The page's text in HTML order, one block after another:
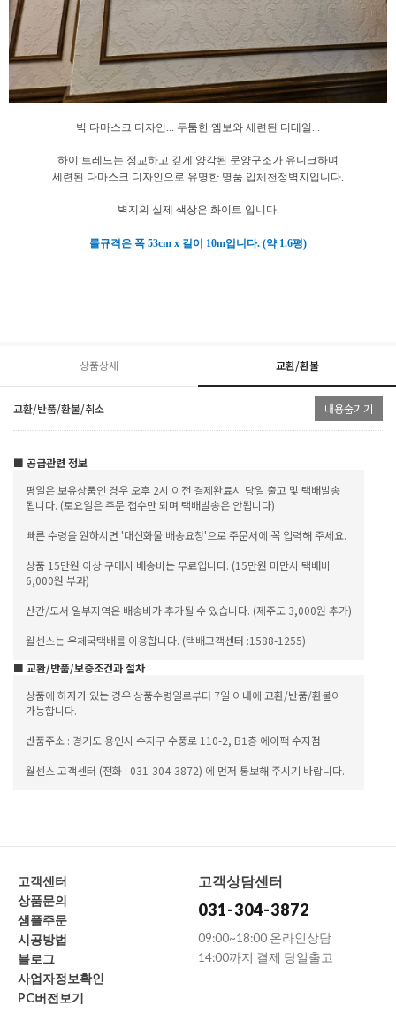
빅 다마스크 디자인... 두툼한 엠보와 세련된 디테일...
하이 트레드는 정교하고 깊게 양각된 문양구조가 유니크하며
세련된 다마스크 디자인으로 유명한 명품 입체천정벽지입니다.
벽지의 실제 색상은 화이트 입니다.
롤규격은 폭 53cm x 길이 10m입니다. (약 1.6평)
상품상세 교환/환불
교환/반품/환불/취소 내용숨기기
■ 공급관련 정보
평일은 보유상품인 경우 오후 2시 이전 결제완료시 당일 출고 및 택배발송
됩니다. (토요일은 주문 접수만 되며 택배발송은 안됩니다)
빠른 수령을 원하시면 '대신화물 배송요청'으로 주문서에 꼭 입력해 주세요.
상품 15만원 이상 구매시 배송비는 무료입니다. (15만원 미만시 택배비
6,000원 부과)
산간/도서 일부지역은 배송비가 추가될 수 있습니다. (제주도 3,000원 추가)
월센스는 우체국택배를 이용합니다. (택배고객센터 :1588-1255)
■ 교환/반품/보증조건과 절차
상품에 하자가 있는 경우 상품수령일로부터 7일 이내에 교환/반품/환불이
가능합니다.
반품주소 : 경기도 용인시 수지구 수풍로 110-2, B1층 에이팩 수지점
월센스 고객센터 (전화 : 031-304-3872) 에 먼저 통보해 주시기 바랍니다.
고객센터
상품문의
샘플주문
시공방법
블로그
사업자정보확인
PC버전보기
고객상담센터
031-304-3872
09:00~18:00 온라인상담
14:00까지 결제 당일출고